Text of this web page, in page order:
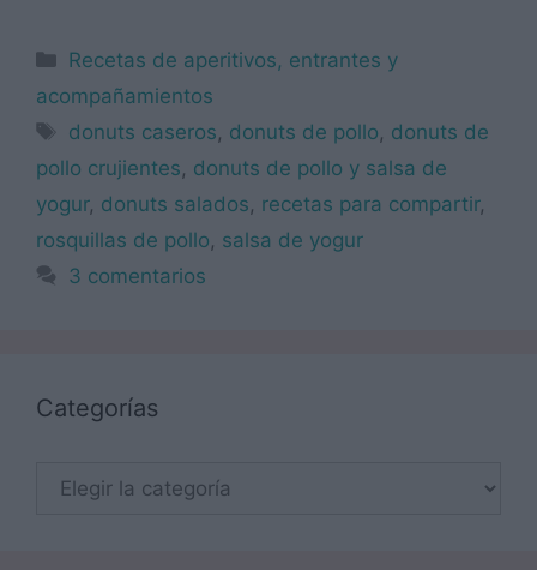
Categorías
Recetas de aperitivos, entrantes y
acompañamientos
Etiquetas
donuts caseros, donuts de pollo, donuts de
pollo crujientes, donuts de pollo y salsa de
yogur, donuts salados, recetas para compartir,
rosquillas de pollo, salsa de yogur
3 comentarios
Categorías
Categorías